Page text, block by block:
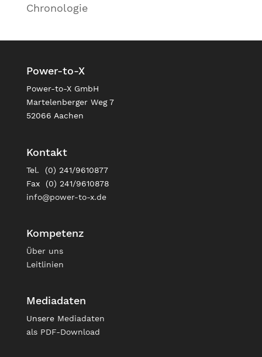
Chronologie
Power-to-X
Power-to-X GmbH
Martelenberger Weg 7
52066 Aachen
Kontakt
Tel. (0) 241/9610877
Fax (0) 241/9610878
info@power-to-x.de
Kompetenz
Über uns
Leitlinien
Mediadaten
Unsere Mediadaten
als PDF-Download